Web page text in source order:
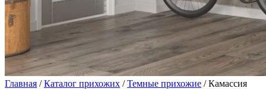
Главная /Каталог прихожих /Темные прихожие / Камассия